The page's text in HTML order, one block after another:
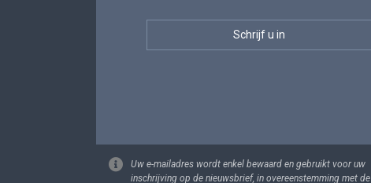
Uw e-mailadres wordt enkel bewaard en gebruikt voor uw
inschrijving op de nieuwsbrief, in overeenstemming met de